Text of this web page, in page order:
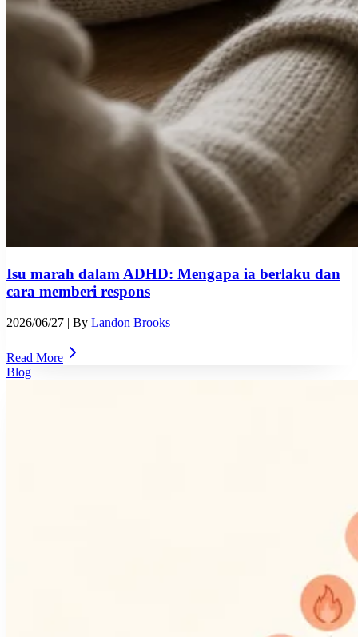
Isu marah dalam ADHD: Mengapa ia berlaku dan
cara memberi respons
2026/06/27 | By Landon Brooks
Read More
Blog